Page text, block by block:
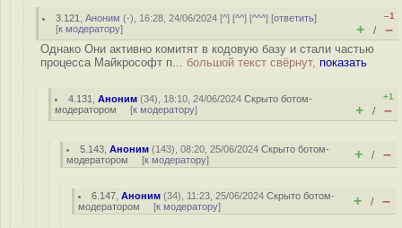
3.121 ,Аноним (-), 16:28, 24/06/2024 [^] [^^] [^^^] [ответить]
[к модератору]
–1
+ / –
Однако Они активно комитят в кодовую базу и стали частью
процесса Майкрософт п... большой текст свёрнут, показать
4.131 ,Аноним (34), 18:10, 24/06/2024Скрыто ботом-
модератором [к модератору]
+1
+ / –
5.143 ,Аноним (143), 08:20, 25/06/2024Скрыто ботом-
модератором [к модератору] + / –
6.147 ,Аноним (34), 11:23, 25/06/2024Скрыто ботом-
модератором [к модератору] + / –